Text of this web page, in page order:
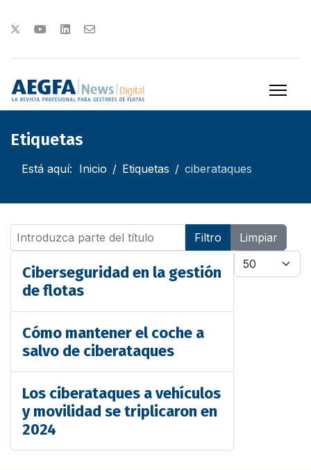
Etiquetas
Está aquí: Inicio Etiquetas ciberataques
Introduzca parte del título Filtro
Limpiar
Cantidad
Ciberseguridad en la gestión
de flotas
Cómo mantener el coche a
salvo de ciberataques
Los ciberataques a vehículos
y movilidad se triplicaron en
2024